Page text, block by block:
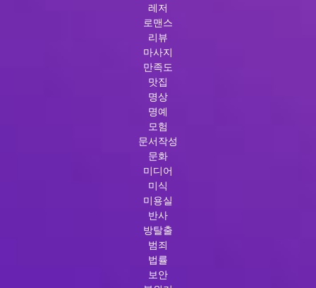
레저
로맨스
리뷰
마사지
만족도
맛집
명상
명예
모험
문서작성
문화
미디어
미식
미용실
반사
방탈출
범죄
법률
보안